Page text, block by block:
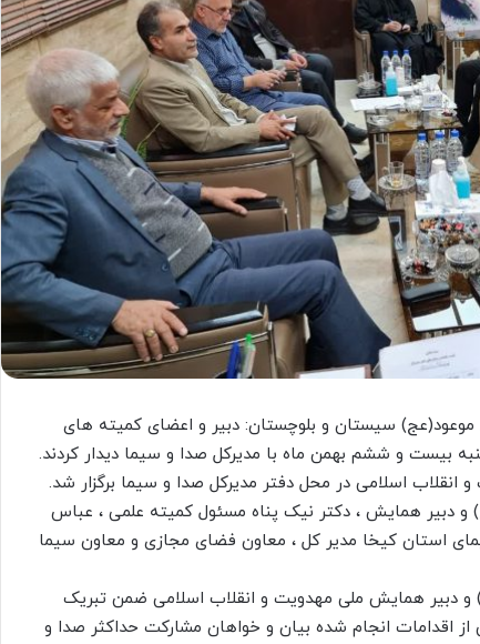
سیستان و بلوچستان: دبیر و اعضای کمیته های
بیست و ششم بهمن ماه با مدیرکل صدا و سیما دیدار کردند.
اسلامی در محل دفتر مدیرکل صدا و سیما برگزار شد.
دبیر همایش ، دکتر نیک پناه مسئول کمیته علمی ، عباس
استان کیخا مدیر کل ، معاون فضای مجازی و معاون سیما
دبیر همایش ملی مهدویت و انقلاب اسلامی ضمن تبریک
اقدامات انجام شده بیان و خواهان مشارکت حداکثر صدا و